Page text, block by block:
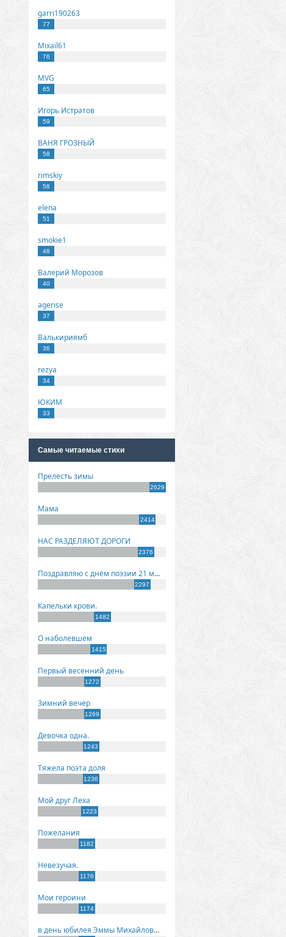
garri190263
77
Mixail61
76
MVG
65
Игорь Истратов
59
ВАНЯ ГРОЗНЫЙ
58
rimskiy
58
elena
51
smokie1
48
Валерий Морозов
40
agerise
37
Валькириямб
36
rezya
34
ЮКИМ
33
Самые читаемые стихи
Прелесть зимы
2629
Мама
2414
НАС РАЗДЕЛЯЮТ ДОРОГИ
2376
Поздравляю с днём поэзии 21 марта!
2297
Капельки крови.
1482
О наболевшем
1415
Первый весенний день
1272
Зимний вечер
1269
Девочка одна.
1243
Тяжела поэта доля
1236
Мой друг Леха
1223
Пожелания
1182
Невезучая.
1176
Мои героини
1174
в день юбилея Эммы Михайловны Киселевой